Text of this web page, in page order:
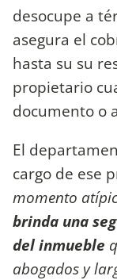
desocupe a
asegura el
hasta su su
propietario
documento o
El
cargo de ese
momento
brinda una
del inmueble
abogados y